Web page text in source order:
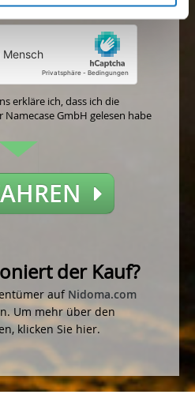
erkläre ich, dass ich die
Namecase GmbH gelesen habe
der Kauf?
auf Nidoma.com
Um mehr über den
klicken Sie hier.